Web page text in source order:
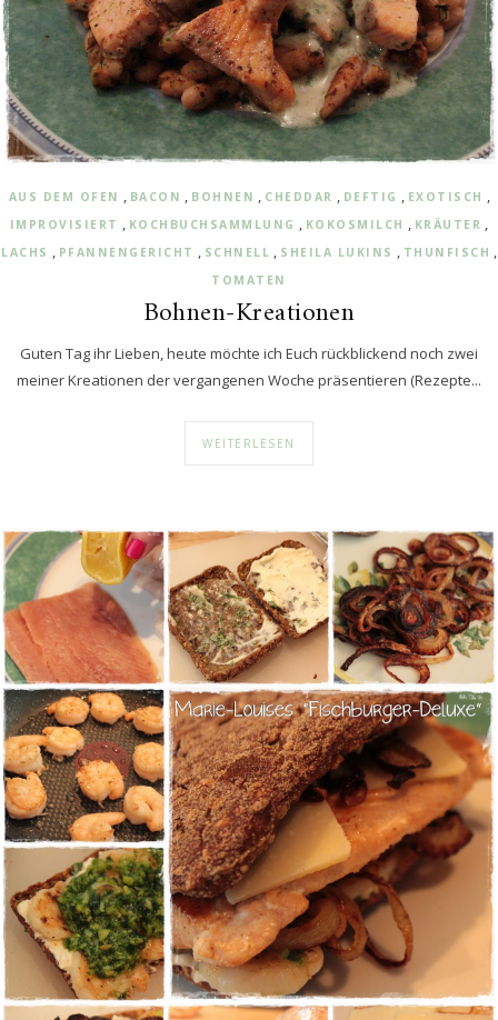
AUS DEM OFEN , BACON , BOHNEN , CHEDDAR , DEFTIG , EXOTISCH ,
IMPROVISIERT , KOCHBUCHSAMMLUNG , KOKOSMILCH , KRÄUTER ,
LACHS , PFANNENGERICHT , SCHNELL , SHEILA LUKINS , THUNFISCH ,
TOMATEN
Bohnen-Kreationen
Guten Tag ihr Lieben, heute möchte ich Euch rückblickend noch zwei
meiner Kreationen der vergangenen Woche präsentieren (Rezepte...
WEITERLESEN